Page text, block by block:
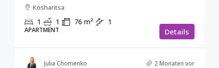
Kosharitsa
1 1 76 m² 1
APARTMENT Details
Julia Chomenko 2 Monaten vor